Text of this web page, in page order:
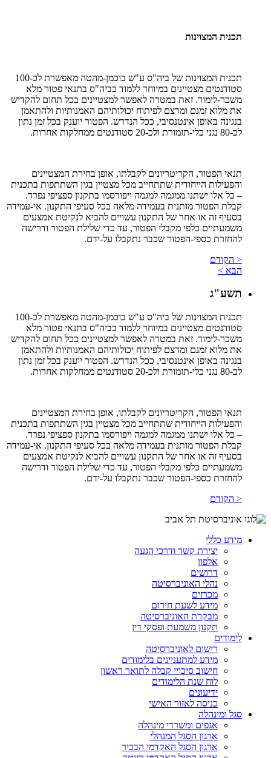
תכנית המצוינות
תכנית המצוינות של ביה"ס ע"ש בוכמן-מהטה מאפשרת לכ-100
סטודנטים מצטיינים במיוחד ללמוד בביה"ס בתנאי פטור מלא
משכר-לימוד. זאת במטרה לאפשר למצטיינים בכל תחום להקדיש
את מלוא זמנם ומרצם לפיתוח יכולותיהם האמנותיות ולהתאמן
בנגינה באופן אינטנסיבי, ככל הנדרש. הפטור יוענק בכל זמן נתון
לכ-80 נגני כלי-תזמורת ולכ-20 סטודנטים ממחלקות אחרות.
תנאי הפטור, הקריטריונים לקבלתו, אופן בחירת המצטיינים
והפעילות הייחודית שתתחייב מכל מצטיין בגין השתתפות בתכנית
– כל אלו ישתנו ממגמה למגמה ויפורסמו בתקנון ספציפי נפרד.
קבלת הפטור מותנית בעמידה מלאה בכל סעיפי התקנון. אי-עמידה
בסעיף זה או אחר של התקנון עשויים להביא לנקיטת אמצעים
משמעתיים כלפי מקבלי הפטור, עד כדי שלילת הפטור ודרישה
להחזרת כספי-הפטור שכבר נתקבלו על-ידם.
< הקודם
הבא >
תשע"ג
תכנית המצוינות של ביה"ס ע"ש בוכמן-מהטה מאפשרת לכ-100
סטודנטים מצטיינים במיוחד ללמוד בביה"ס בתנאי פטור מלא
משכר-לימוד. זאת במטרה לאפשר למצטיינים בכל תחום להקדיש
את מלוא זמנם ומרצם לפיתוח יכולותיהם האמנותיות ולהתאמן
בנגינה באופן אינטנסיבי, ככל הנדרש. הפטור יוענק בכל זמן נתון
לכ-80 נגני כלי-תזמורת ולכ-20 סטודנטים ממחלקות אחרות.
תנאי הפטור, הקריטריונים לקבלתו, אופן בחירת המצטיינים
והפעילות הייחודית שתתחייב מכל מצטיין בגין השתתפות בתכנית
– כל אלו ישתנו ממגמה למגמה ויפורסמו בתקנון ספציפי נפרד.
קבלת הפטור מותנית בעמידה מלאה בכל סעיפי התקנון. אי-עמידה
בסעיף זה או אחר של התקנון עשויים להביא לנקיטת אמצעים
משמעתיים כלפי מקבלי הפטור, עד כדי שלילת הפטור ודרישה
להחזרת כספי-הפטור שכבר נתקבלו על-ידם.
< הקודם
מידע כללי
יצירת קשר ודרכי הגעה
אלפון
דרושים
נהלי האוניברסיטה
מכרזים
מידע לשעת חירום
מבקרת האוניברסיטה
תקנון משמעת ופסקי דין
לימודים
רישום לאוניברסיטה
מידע למתעניינים בלימודים
חישוב סיכויי קבלה לתואר ראשון
לוח שנת הלימודים
ידיעונים
כניסה לאזור האישי
סגל ומינהלה
אגפים ומשרדי מינהלה
ארגון הסגל המנהלי
ארגון הסגל האקדמי הבכיר